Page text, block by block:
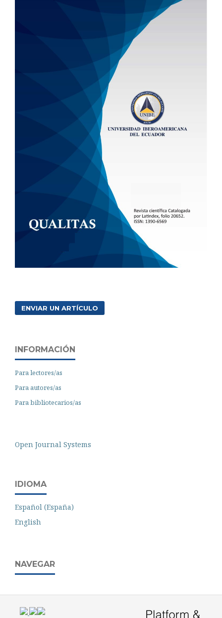
ENVIAR UN ARTÍCULO
INFORMACIÓN
Para lectores/as
Para autores/as
Para bibliotecarios/as
Open Journal Systems
IDIOMA
Español (España)
English
NAVEGAR